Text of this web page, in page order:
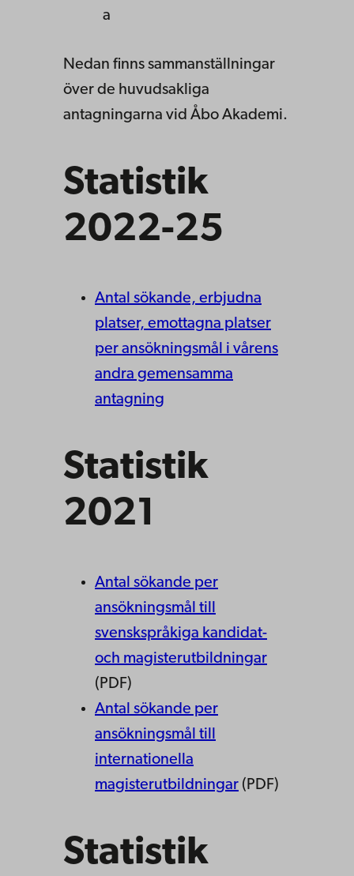
a
Nedan finns sammanställningar
över de huvudsakliga
antagningarna vid Åbo Akademi.
Statistik
2022-25
Antal sökande, erbjudna
platser, emottagna platser
per ansökningsmål i vårens
andra gemensamma
antagning
Statistik
2021
Antal sökande per
ansökningsmål till
svenskspråkiga kandidat-
och magisterutbildningar
(PDF)
Antal sökande per
ansökningsmål till
internationella
magisterutbildningar (PDF)
Statistik